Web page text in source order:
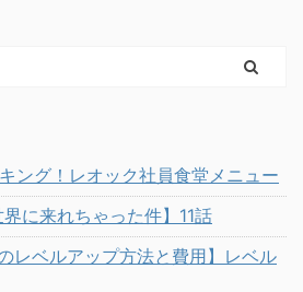
ング！レオック社員食堂メニュー
界に来れちゃった件】11話
レベルアップ方法と費用】レベル